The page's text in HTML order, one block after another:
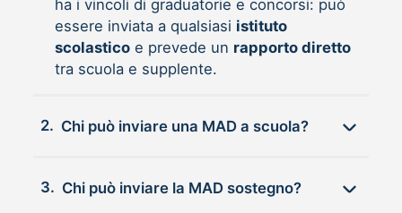
ha i vincoli di graduatorie e concorsi: può
essere inviata a qualsiasi istituto
scolasticoe prevede un rapporto diretto
tra scuola e supplente.
2. Chi può inviare una MAD a scuola?
3. Chi può inviare la MAD sostegno?